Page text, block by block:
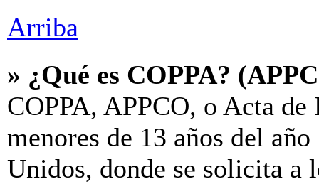
Arriba
» ¿Qué es COPPA?
COPPA, APPCO, o Acta
menores de 13 años del
Unidos, donde se solicita a